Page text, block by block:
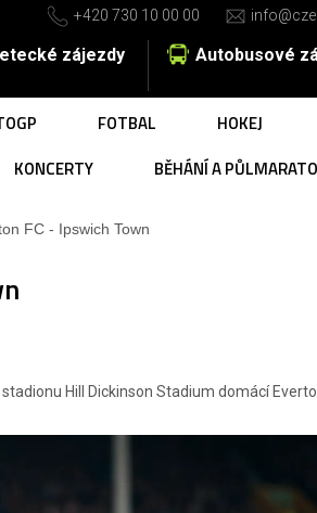
+420 730 10 00 00
zájezdy Autobusové
FOTBAL HOKEJ
KONCERTY BĚHÁNÍ A
FC - Ipswich Town
Hill Dickinson Stadium domácí